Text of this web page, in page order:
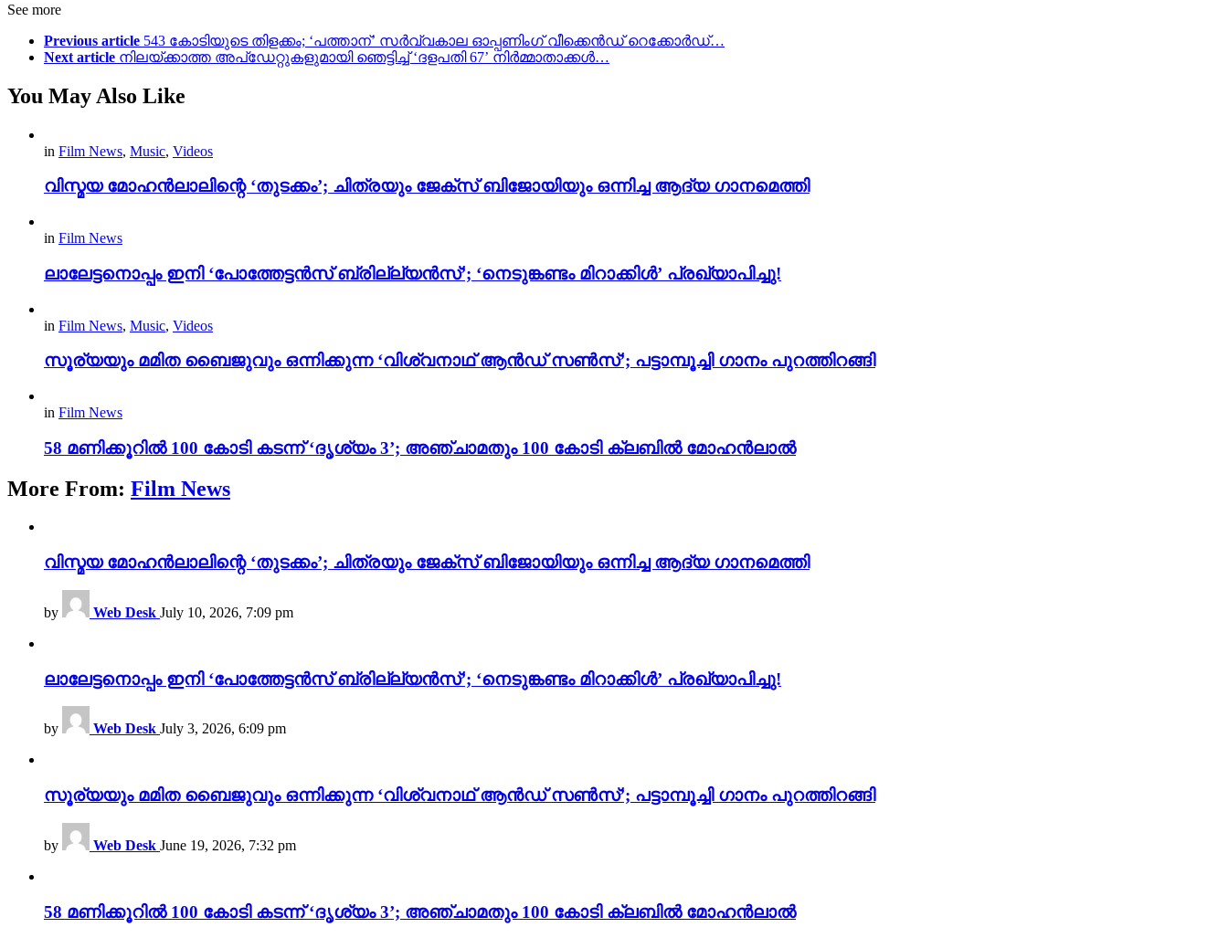
See more
Previous article 543 കോടിയുടെ തിളക്കം; ‘പത്താന്’ സർവ്വകാല ഓപ്പണിംഗ് വീക്കെൻഡ് റെക്കോർഡ്…
Next article നിലയ്ക്കാത്ത അപ്‌ഡേറ്റുകളുമായി ഞെട്ടിച്ച് ‘ദളപതി 67’ നിർമ്മാതാക്കൾ…
You May Also Like
in Film News, Music, Videos
വിസ്മയ മോഹൻലാലിന്റെ ‘തുടക്കം’; ചിത്രയും ജേക്സ് ബിജോയിയും ഒന്നിച്ച ആദ്യ ഗാനമെത്തി
in Film News
ലാലേട്ടനൊപ്പം ഇനി ‘പോത്തേട്ടൻസ് ബ്രില്ല്യൻസ്’; ‘നെടുങ്കണ്ടം മിറാക്കിൾ’ പ്രഖ്യാപിച്ചു!
in Film News, Music, Videos
സൂര്യയും മമിത ബൈജുവും ഒന്നിക്കുന്ന ‘വിശ്വനാഥ് ആൻഡ് സൺസ്’; പട്ടാമ്പൂച്ചി ഗാനം പുറത്തിറങ്ങി
in Film News
58 മണിക്കൂറിൽ 100 കോടി കടന്ന് ‘ദൃശ്യം 3’; അഞ്ചാമതും 100 കോടി ക്ലബിൽ മോഹൻലാൽ
More From: Film News
വിസ്മയ മോഹൻലാലിന്റെ ‘തുടക്കം’; ചിത്രയും ജേക്സ് ബിജോയിയും ഒന്നിച്ച ആദ്യ ഗാനമെത്തി
by Web Desk July 10, 2026, 7:09 pm
ലാലേട്ടനൊപ്പം ഇനി ‘പോത്തേട്ടൻസ് ബ്രില്ല്യൻസ്’; ‘നെടുങ്കണ്ടം മിറാക്കിൾ’ പ്രഖ്യാപിച്ചു!
by Web Desk July 3, 2026, 6:09 pm
സൂര്യയും മമിത ബൈജുവും ഒന്നിക്കുന്ന ‘വിശ്വനാഥ് ആൻഡ് സൺസ്’; പട്ടാമ്പൂച്ചി ഗാനം പുറത്തിറങ്ങി
by Web Desk June 19, 2026, 7:32 pm
58 മണിക്കൂറിൽ 100 കോടി കടന്ന് ‘ദൃശ്യം 3’; അഞ്ചാമതും 100 കോടി ക്ലബിൽ മോഹൻലാൽ